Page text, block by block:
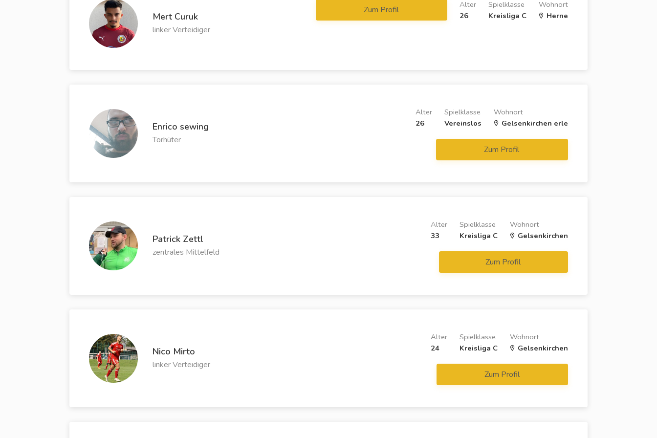
Mert Curuk
linker Verteidiger
Wohnort
Herne
Spielklasse
Kreisliga C
Alter
26
Zum Profil
Enrico sewing
Torhüter
Wohnort
Gelsenkirchen erle
Spielklasse
Vereinslos
Alter
26
Zum Profil
Patrick Zettl
zentrales Mittelfeld
Wohnort
Gelsenkirchen
Spielklasse
Kreisliga C
Alter
33
Zum Profil
Nico Mirto
linker Verteidiger
Wohnort
Gelsenkirchen
Spielklasse
Kreisliga C
Alter
24
Zum Profil